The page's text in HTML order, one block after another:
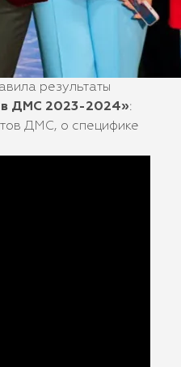
результаты
в ДМС 2023-2024»:
ДМС, о специфике